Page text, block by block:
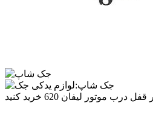
درب موتور لیفان 620 خرید کنید